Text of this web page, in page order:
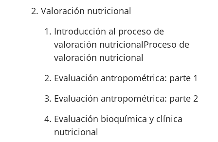
Valoración nutricional
Introducción al proceso de
valoración nutricionalProceso de
valoración nutricional
Evaluación antropométrica: parte 1
Evaluación antropométrica: parte 2
Evaluación bioquímica y clínica
nutricional